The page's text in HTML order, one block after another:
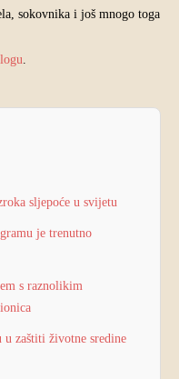
sokovnika i još mnogo toga
sljepoće u svijetu
je trenutno
s raznolikim
zaštiti životne sredine